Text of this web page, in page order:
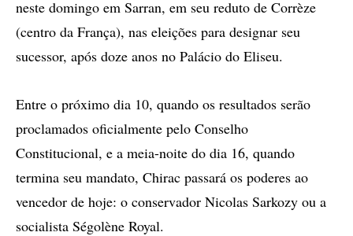
neste domingo em Sarran, em seu reduto de Corrèze
(centro da França), nas eleições para designar seu
sucessor, após doze anos no Palácio do Eliseu.
Entre o próximo dia 10, quando os resultados serão
proclamados oficialmente pelo Conselho
Constitucional, e a meia-noite do dia 16, quando
termina seu mandato, Chirac passará os poderes ao
vencedor de hoje: o conservador Nicolas Sarkozy ou a
socialista Ségolène Royal.